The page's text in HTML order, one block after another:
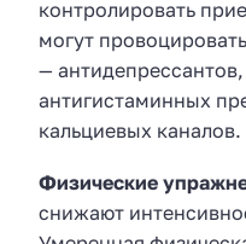
контролировать
могут
—
антигистаминных
кальциевых каналов.
Физические
снижают